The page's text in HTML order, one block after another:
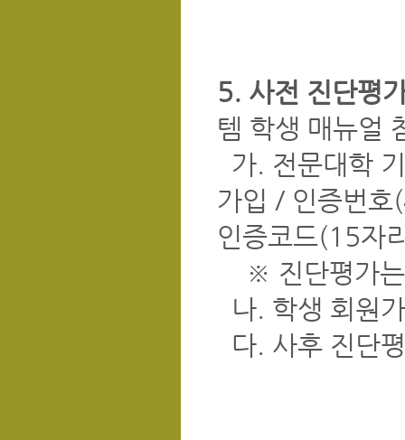
5. 사전 진단평
템 학생 매뉴얼
가. 전문대학
가입 / 인증번
인증코드(15자
※ 진단평가는
나. 학생 회원
다. 사후 진단